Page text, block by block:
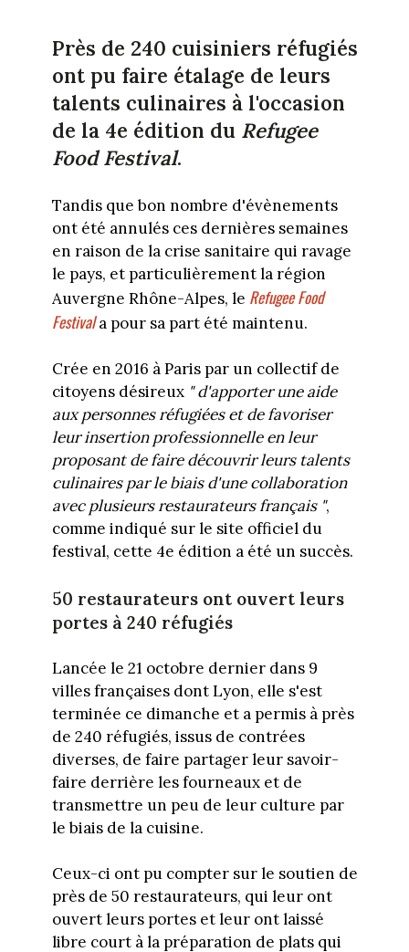
Près de 240 cuisiniers réfugiés
ont pu faire étalage de leurs
talents culinaires à l'occasion
de la 4e édition du Refugee
Food Festival.
Tandis que bon nombre d'évènements
ont été annulés ces dernières semaines
en raison de la crise sanitaire qui ravage
le pays, et particulièrement la région
Auvergne Rhône-Alpes, le Refugee Food
Festivala pour sa part été maintenu.
Crée en 2016 à Paris par un collectif de
citoyens désireux " d'apporter une aide
aux personnes réfugiées et de favoriser
leur insertion professionnelle en leur
proposant de faire découvrir leurs talents
culinaires par le biais d'une collaboration
avec plusieurs restaurateurs français ",
comme indiqué sur le site officiel du
festival, cette 4e édition a été un succès.
50 restaurateurs ont ouvert leurs
portes à 240 réfugiés
Lancée le 21 octobre dernier dans 9
villes françaises dont Lyon, elle s'est
terminée ce dimanche et a permis à près
de 240 réfugiés, issus de contrées
diverses, de faire partager leur savoir-
faire derrière les fourneaux et de
transmettre un peu de leur culture par
le biais de la cuisine.
Ceux-ci ont pu compter sur le soutien de
près de 50 restaurateurs, qui leur ont
ouvert leurs portes et leur ont laissé
libre court à la préparation de plats qui